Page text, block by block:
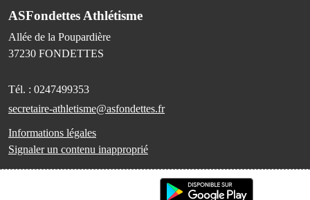
ASFondettes Athlétisme
Allée de la Poupardière
37230 FONDETTES
Tél. : 0247499353
secretaire-athletisme@asfondettes.fr
Informations légales
Signaler un contenu inapproprié